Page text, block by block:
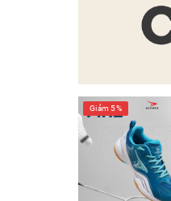
Giảm 5%